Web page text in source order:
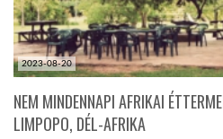
2023-08-20
NEM MINDENNAPI AFRIKAI
LIMPOPO, DÉL-AFRIKA